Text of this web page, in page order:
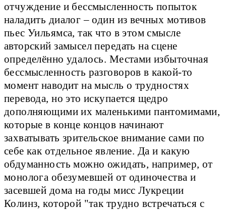
отчуждение и бессмысленность попыток
наладить диалог – один из вечных мотивов
пьес Уильямса, так что в этом смысле
авторский замысел передать на сцене
определённо удалось. Местами избыточная
бессмысленность разговоров в какой-то
момент наводит на мысль о трудностях
перевода, но это искупается щедро
дополняющими их маленькими пантомимами,
которые в конце концов начинают
захватывать зрительское внимание сами по
себе как отдельное явление. Да и какую
обдуманность можно ожидать, например, от
монолога обезумевшей от одиночества и
засевшей дома на годы мисс Лукреции
Колинз, которой "так трудно встречаться с